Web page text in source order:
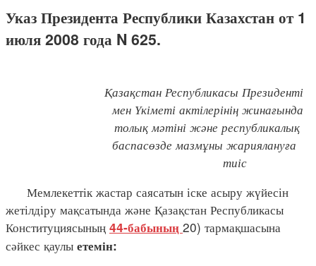
Указ Президента Республики Казахстан от 1
июля 2008 года N 625.
Қазақстан Республикасы Президенті
мен Үкіметі актілерінің жинағында
толық мәтіні және республикалық
баспасөзде мазмұны жариялануға
тиіс
Мемлекеттік жастар саясатын іске асыру жүйесін
жетілдіру мақсатында және Қазақстан Республикасы
Конституциясының 44-бабының 20) тармақшасына
сәйкес қаулы етемін: